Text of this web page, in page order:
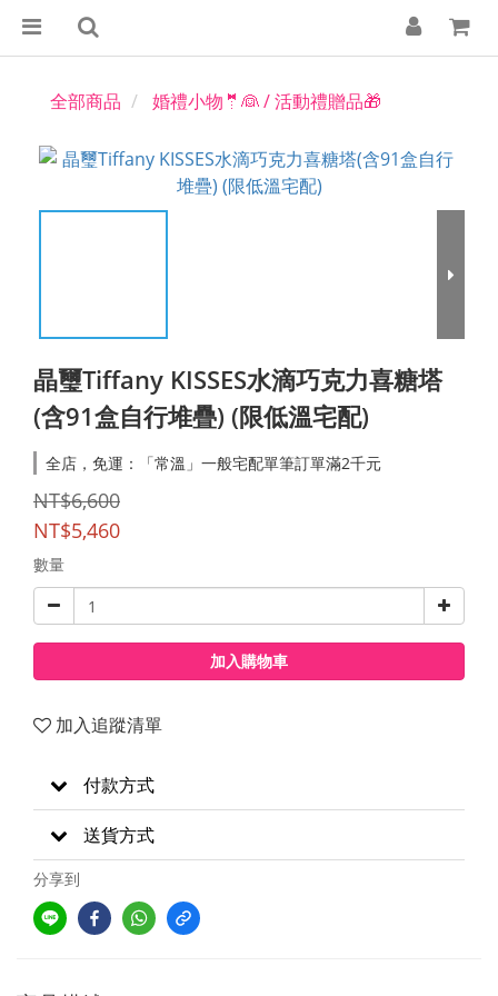
全部商品 婚禮小物🤵👰 / 活動禮贈品🎁
晶璽Tiffany KISSES水滴巧克力喜糖塔
(含91盒自行堆疊) (限低溫宅配)
全店，免運：「常溫」一般宅配單筆訂單滿2千元
NT$6,600
NT$5,460
數量
加入購物車
加入追蹤清單
付款方式
送貨方式
分享到